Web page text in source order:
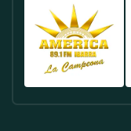
Deportes
Y
Fútbol
Quito.
Canela
Ecuador
Música
Tropical
Y